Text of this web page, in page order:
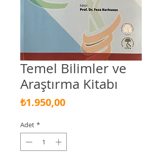
Temel Bilimler ve
Araştırma Kitabı
₺1.950,00Fiyat
Adet *